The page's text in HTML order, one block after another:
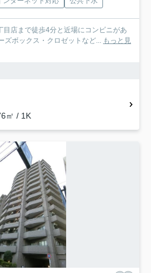
目店まで徒歩4分と近場にコンビニがあ
ズボックス・クロゼットなど... もっと見
㎡ / 1K